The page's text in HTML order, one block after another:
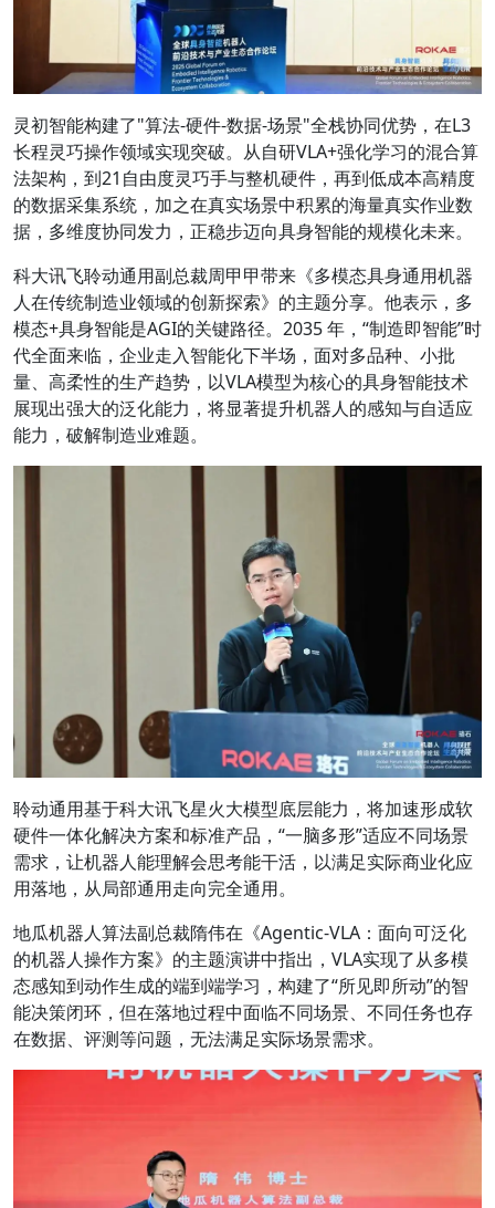
灵初智能构建了"算法-硬件-数据-场景"全栈协同优势，在L3
长程灵巧操作领域实现突破。从自研VLA+强化学习的混合算
法架构，到21自由度灵巧手与整机硬件，再到低成本高精度
的数据采集系统，加之在真实场景中积累的海量真实作业数
据，多维度协同发力，正稳步迈向具身智能的规模化未来。
科大讯飞聆动通用副总裁周甲甲带来 《多模态具身通用机器
人在传统制造业领域的创新探索》 的主题分享。他表示，多
模态+具身智能是AGI的关键路径。2035 年，“制造即智能”时
代全面来临，企业走入智能化下半场，面对多品种、小批
量、高柔性的生产趋势，以VLA模型为核心的具身智能技术
展现出强大的泛化能力，将显著提升机器人的感知与自适应
能力，破解制造业难题。
聆动通用基于科大讯飞星火大模型底层能力，将加速形成软
硬件一体化解决方案和标准产品，“一脑多形”适应不同场景
需求，让机器人能理解会思考能干活，以满足实际商业化应
用落地，从局部通用走向完全通用。
地瓜机器人算法副总裁隋伟在 《Agentic-VLA：面向可泛化
的机器人操作方案》 的主题演讲中指出，VLA实现了从多模
态感知到动作生成的端到端学习，构建了“所见即所动”的智
能决策闭环，但在落地过程中面临不同场景、不同任务也存
在数据、评测等问题，无法满足实际场景需求。